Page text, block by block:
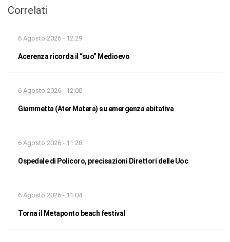
Correlati
6 Agosto 2026 - 12:29
Acerenza ricorda il “suo” Medioevo
6 Agosto 2026 - 12:00
Giammetta (Ater Matera) su emergenza abitativa
6 Agosto 2026 - 11:28
Ospedale di Policoro, precisazioni Direttori delle Uoc
6 Agosto 2026 - 11:04
Torna il Metaponto beach festival